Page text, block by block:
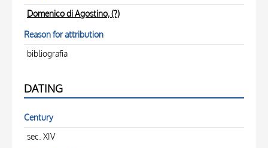
Domenico di Agostino, (?)
Reason for attribution
bibliografia
DATING
Century
sec. XIV